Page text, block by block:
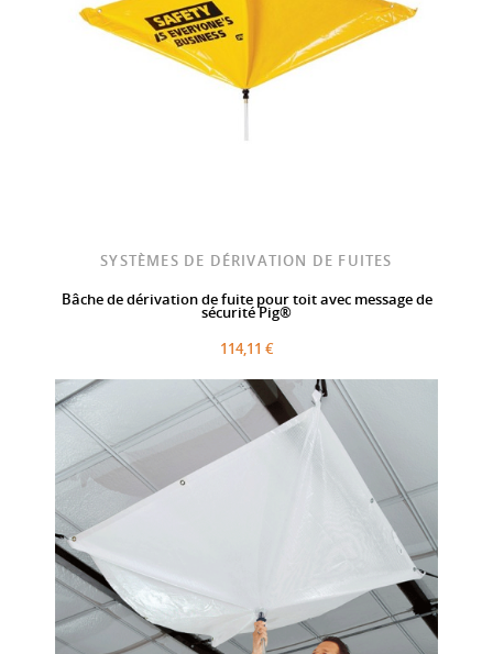
SYSTÈMES DE DÉRIVATION DE FUITES
Bâche de dérivation de fuite pour toit avec message de
sécurité Pig®
114,11 €